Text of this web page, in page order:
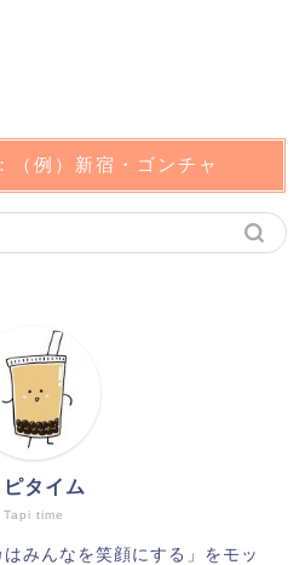
（例）新宿・ゴンチャ
Tapi time
ピタイム
みんなを笑顔にする」をモッ